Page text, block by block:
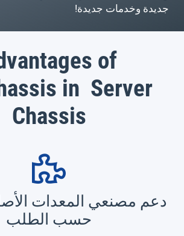
جديدة وخدمات جديدة!
of
in Server
Chassis
دعم مصنعي المعدات
حسب الطلب